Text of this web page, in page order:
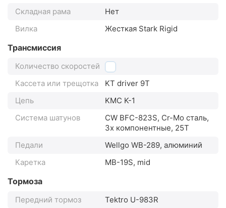
Складная рама
Нет
Вилка
Жесткая Stark Rigid
Трансмиссия
Количество скоростей 1
Кассета или трещотка
KT driver 9T
Цепь
KMC K-1
Система шатунов
CW BFC-823S, Cr-Mo сталь,
3х компонентные, 25T
Педали
Wellgo WB-289, алюминий
Каретка
MB-19S, mid
Тормоза
Передний тормоз
Tektro U-983R